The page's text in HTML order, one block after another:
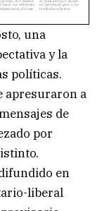
una
y la
políticas.
apresuraron a
de
por
en
liberal